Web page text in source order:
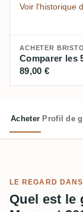
Voir l'historique
ACHETER
Comparer les
89,00 €
Acheter Profil de
LE REGARD
Quel est le